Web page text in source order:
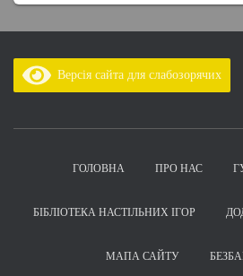
Версія сайта для слабозорячих
ГОЛОВНА ПРО НАС
БІБЛІОТЕКА НАСТІЛЬНИХ ІГОР
МАПА САЙТУ